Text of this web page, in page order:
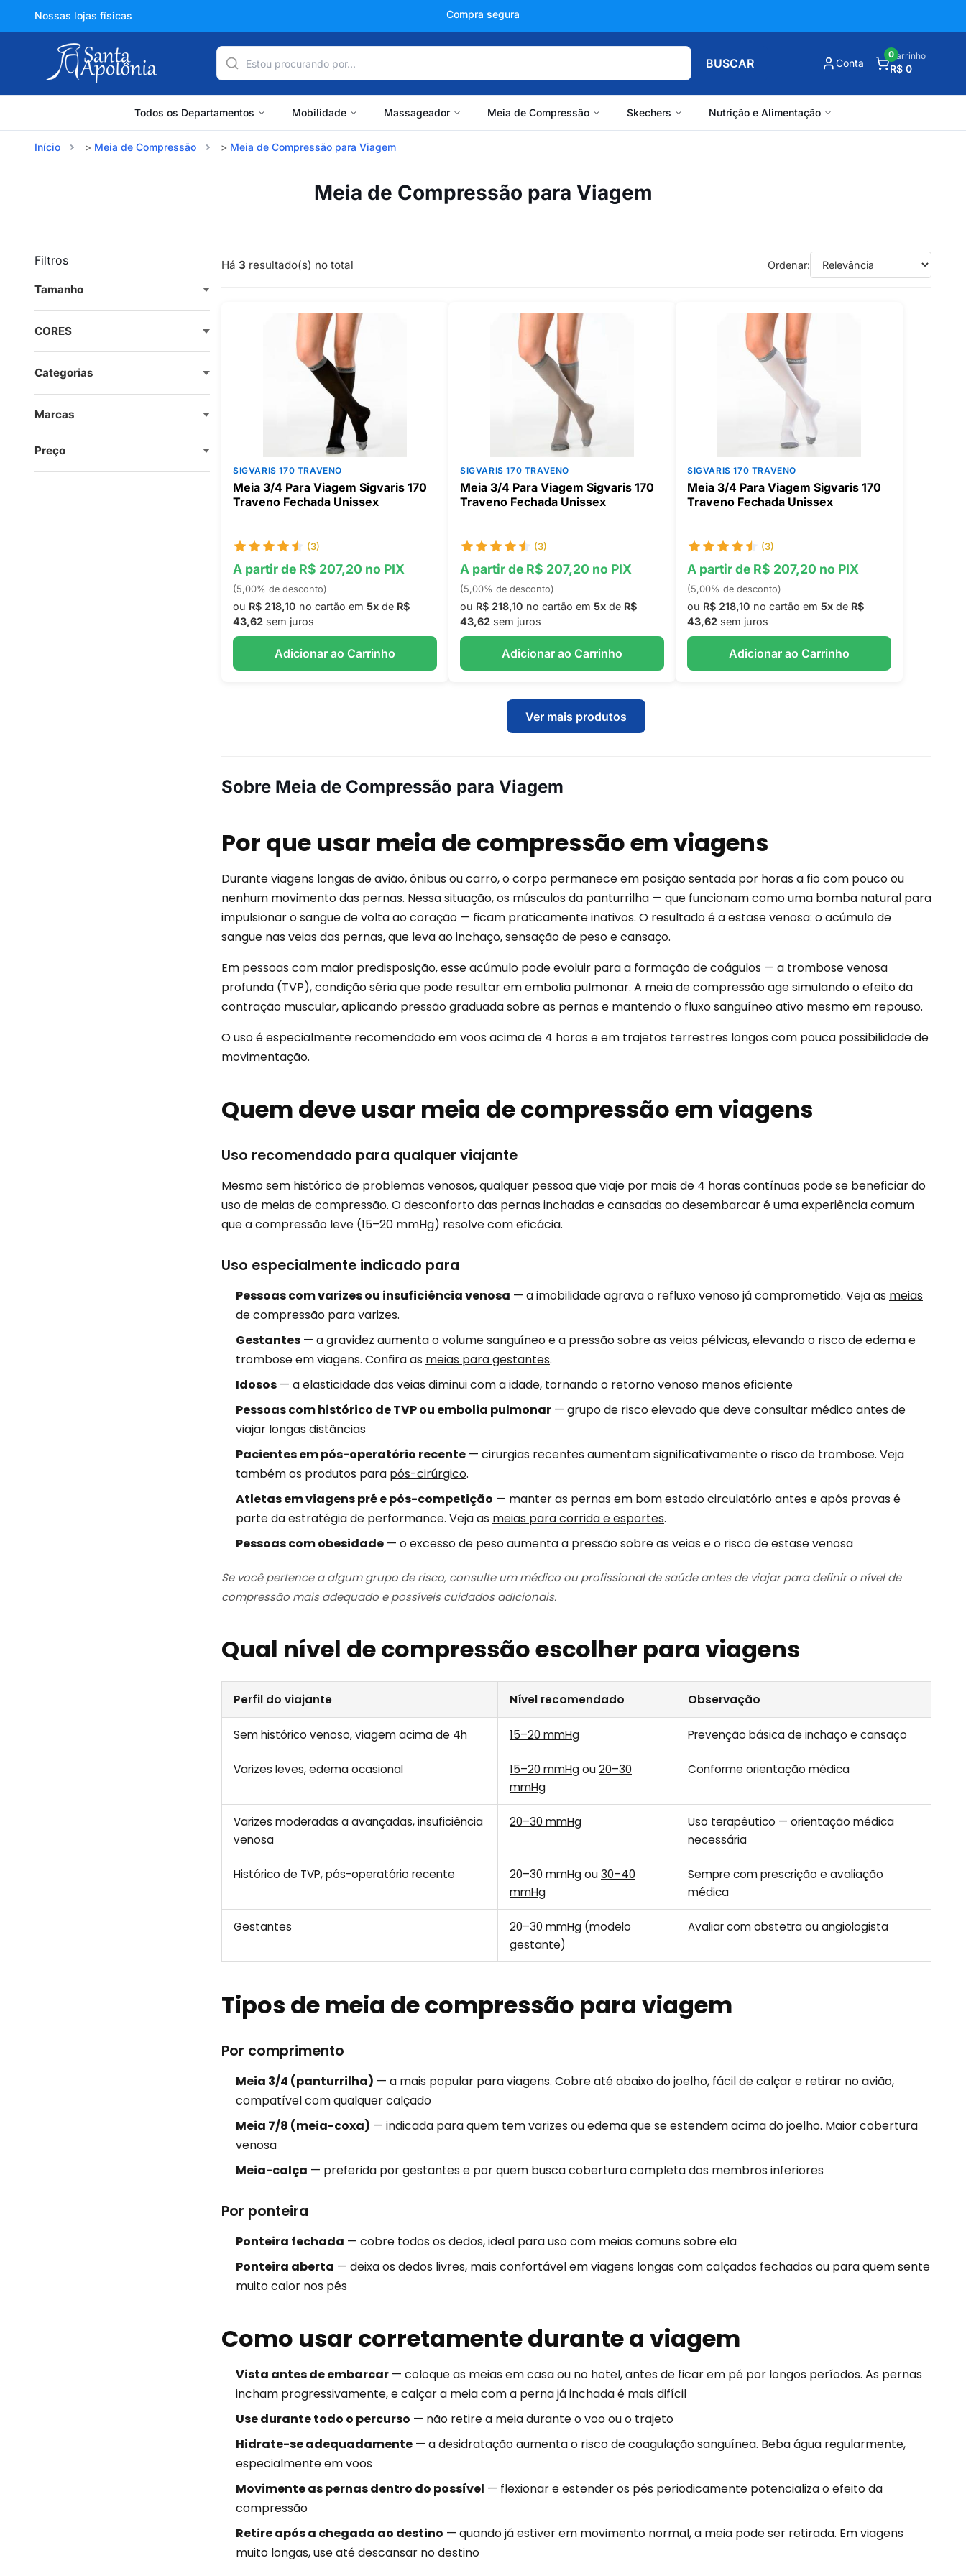
Nossas lojas físicas +150 mil avaliações
BUSCAR Conta
Carrinho
R$ 0
0
Todos os Departamentos Mobilidade Massageador Meia de Compressão Skechers Nutrição e Alimentação
Início Meia de Compressão Meia de Compressão para Viagem
Meia de Compressão para Viagem
Filtros
Preço
CORES
Tamanho
Categorias
Marcas
Há 3 resultado(s) no total Ordenar:
SIGVARIS 170 TRAVENO
Meia 3/4 Para Viagem Sigvaris 170
Traveno Fechada Unissex
(3)
A partir de R$ 207,20 no PIX
(5,00% de desconto)
ou R$ 218,10 no cartão em 5xde R$
43,62sem juros
Adicionar ao Carrinho
SIGVARIS 170 TRAVENO
Meia 3/4 Para Viagem Sigvaris 170
Traveno Fechada Unissex
(3)
A partir de R$ 207,20 no PIX
(5,00% de desconto)
ou R$ 218,10 no cartão em 5xde R$
43,62sem juros
Adicionar ao Carrinho
SIGVARIS 170 TRAVENO
Meia 3/4 Para Viagem Sigvaris 170
Traveno Fechada Unissex
(3)
A partir de R$ 207,20 no PIX
(5,00% de desconto)
ou R$ 218,10 no cartão em 5xde R$
43,62sem juros
Adicionar ao Carrinho
Ver mais produtos
Sobre Meia de Compressão para Viagem
Por que usar meia de compressão em viagens
Durante viagens longas de avião, ônibus ou carro, o corpo permanece em posição sentada por horas a fio com pouco ou
nenhum movimento das pernas. Nessa situação, os músculos da panturrilha — que funcionam como uma bomba natural para
impulsionar o sangue de volta ao coração — ficam praticamente inativos. O resultado é a estase venosa: o acúmulo de
sangue nas veias das pernas, que leva ao inchaço, sensação de peso e cansaço.
Em pessoas com maior predisposição, esse acúmulo pode evoluir para a formação de coágulos — a trombose venosa
profunda (TVP), condição séria que pode resultar em embolia pulmonar. A meia de compressão age simulando o efeito da
contração muscular, aplicando pressão graduada sobre as pernas e mantendo o fluxo sanguíneo ativo mesmo em repouso.
O uso é especialmente recomendado em voos acima de 4 horas e em trajetos terrestres longos com pouca possibilidade de
movimentação.
Quem deve usar meia de compressão em viagens
Uso recomendado para qualquer viajante
Mesmo sem histórico de problemas venosos, qualquer pessoa que viaje por mais de 4 horas contínuas pode se beneficiar do
uso de meias de compressão. O desconforto das pernas inchadas e cansadas ao desembarcar é uma experiência comum
que a compressão leve (15–20 mmHg) resolve com eficácia.
Uso especialmente indicado para
Pessoas com varizes ou insuficiência venosa — a imobilidade agrava o refluxo venoso já comprometido. Veja as meias
de compressão para varizes.
Gestantes— a gravidez aumenta o volume sanguíneo e a pressão sobre as veias pélvicas, elevando o risco de edema e
trombose em viagens. Confira as meias para gestantes.
Idosos— a elasticidade das veias diminui com a idade, tornando o retorno venoso menos eficiente
Pessoas com histórico de TVP ou embolia pulmonar— grupo de risco elevado que deve consultar médico antes de
viajar longas distâncias
Pacientes em pós-operatório recente— cirurgias recentes aumentam significativamente o risco de trombose. Veja
também os produtos para pós-cirúrgico.
Atletas em viagens pré e pós-competição — manter as pernas em bom estado circulatório antes e após provas é
parte da estratégia de performance. Veja as meias para corrida e esportes.
Pessoas com obesidade— o excesso de peso aumenta a pressão sobre as veias e o risco de estase venosa
Se você pertence a algum grupo de risco, consulte um médico ou profissional de saúde antes de viajar para definir o nível de
compressão mais adequado e possíveis cuidados adicionais.
Qual nível de compressão escolher para viagens
Perfil do viajante Nível recomendado Observação
Sem histórico venoso, viagem acima de 4h 15–20 mmHg Prevenção básica de inchaço e cansaço
Varizes leves, edema ocasional 15–20 mmHgou20–30
mmHg
Conforme orientação médica
Varizes moderadas a avançadas, insuficiência
venosa
20–30 mmHg
Uso terapêutico — orientação médica
necessária
Histórico de TVP, pós-operatório recente 20–30 mmHg ou30–40
mmHg
Sempre com prescrição e avaliação
médica
Gestantes
20–30 mmHg (modelo
gestante)
Avaliar com obstetra ou angiologista
Tipos de meia de compressão para viagem
Por comprimento
Meia 3/4 (panturrilha) — a mais popular para viagens. Cobre até abaixo do joelho, fácil de calçar e retirar no avião,
compatível com qualquer calçado
Meia 7/8 (meia-coxa) — indicada para quem tem varizes ou edema que se estendem acima do joelho. Maior cobertura
venosa
Meia-calça — preferida por gestantes e por quem busca cobertura completa dos membros inferiores
Por ponteira
Ponteira fechada — cobre todos os dedos, ideal para uso com meias comuns sobre ela
Ponteira aberta — deixa os dedos livres, mais confortável em viagens longas com calçados fechados ou para quem sente
muito calor nos pés
Como usar corretamente durante a viagem
Vista antes de embarcar— coloque as meias em casa ou no hotel, antes de ficar em pé por longos períodos. As pernas
incham progressivamente, e calçar a meia com a perna já inchada é mais difícil
Use durante todo o percurso — não retire a meia durante o voo ou o trajeto
Hidrate-se adequadamente— a desidratação aumenta o risco de coagulação sanguínea. Beba água regularmente,
especialmente em voos
Movimente as pernas dentro do possível — flexionar e estender os pés periodicamente potencializa o efeito da
compressão
Retire após a chegada ao destino — quando já estiver em movimento normal, a meia pode ser retirada. Em viagens
muito longas, use até descansar no destino